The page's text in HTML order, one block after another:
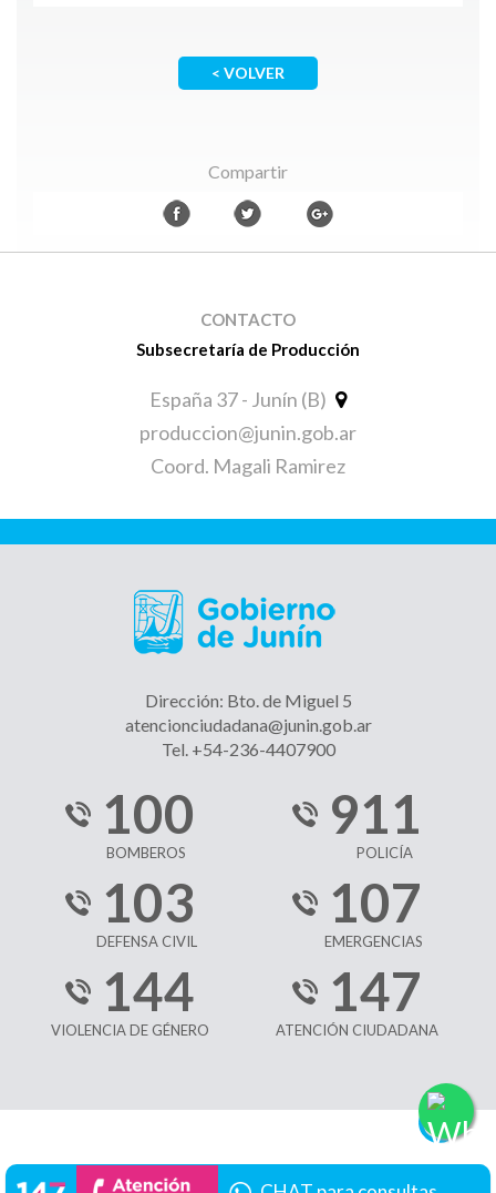
< VOLVER
Compartir
CONTACTO
Subsecretaría de Producción
España 37 - Junín (B)
produccion@junin.gob.ar
Coord. Magali Ramirez
Dirección: Bto. de Miguel 5
atencionciudadana@junin.gob.ar
Tel. +54-236-4407900
100
BOMBEROS
911
POLICÍA
103
DEFENSA CIVIL
107
EMERGENCIAS
144
VIOLENCIA DE GÉNERO
147
ATENCIÓN CIUDADANA